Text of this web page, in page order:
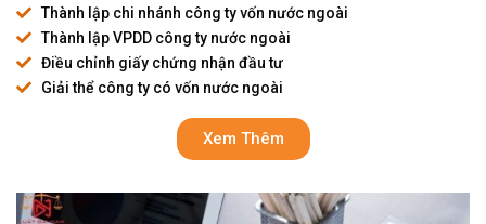
Thành lập chi nhánh công ty vốn nước ngoài
Thành lập VPDD công ty nước ngoài
Điều chỉnh giấy chứng nhận đầu tư
Giải thể công ty có vốn nước ngoài
Xem Thêm